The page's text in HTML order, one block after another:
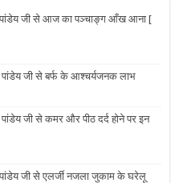
पांडेय जी से आज का पञ्चाङ्ग आँख आना [
पांडेय जी से बर्फ के आश्चर्यजनक लाभ
जी से कमर और पीठ दर्द होने पर इन
पांडेय जी से एलर्जी नजला जुकाम के घरेलू